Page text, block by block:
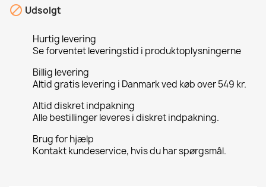
 Udsolgt
Hurtig levering
Se forventet leveringstid i produktoplysningerne
Billig levering
Altid gratis levering i Danmark ved køb over 549 kr.
Altid diskret indpakning
Alle bestillinger leveres i diskret indpakning.
Brug for hjælp
Kontakt kundeservice, hvis du har spørgsmål.